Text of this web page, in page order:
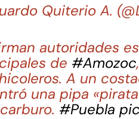
Quiterio A.
autoridades
de #Amozoc
A un
una pipa
#Puebla